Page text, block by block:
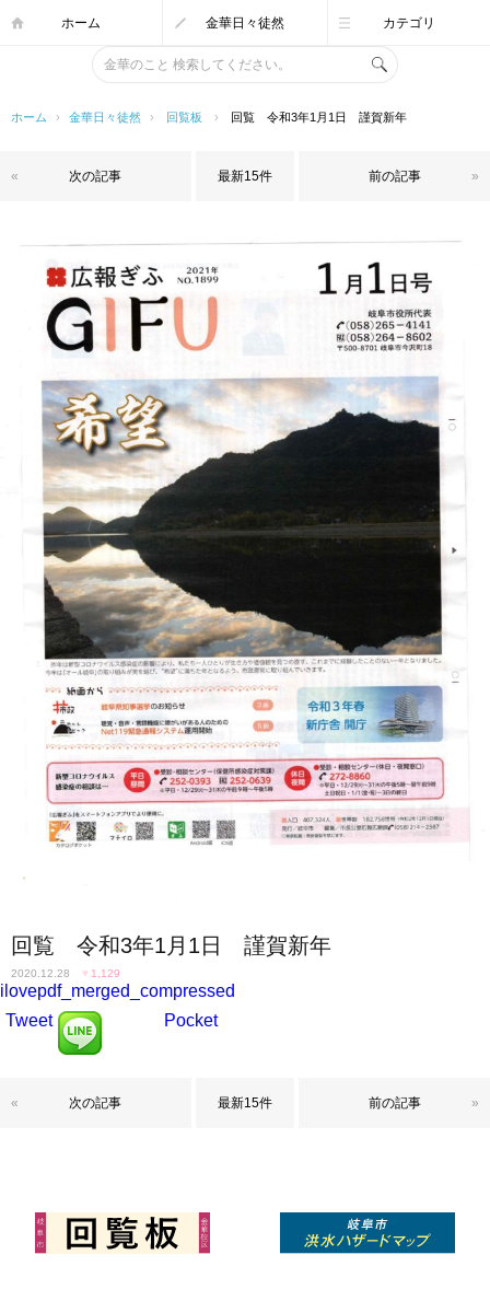
ホーム 金華日々徒然 カテゴリ
ホーム › 金華日々徒然 › 回覧板 › 回覧 令和3年1月1日 謹賀新年
次の記事
« 最新15件 前の記事 »
回覧 令和3年1月1日 謹賀新年
2020.12.28 ♥ 1,129
ilovepdf_merged_compressed
Tweet
Pocket
次の記事
« 最新15件 前の記事 »